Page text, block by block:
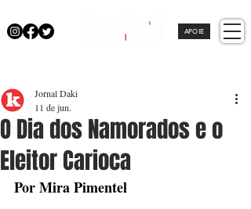
APOIE
O Dia dos Namorados e o
Eleitor Carioca
Jornal Daki
11 de jun.
Por Mira Pimentel